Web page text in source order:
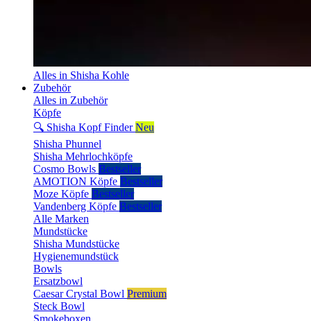
Alles in Shisha Kohle
Zubehör
Alles in Zubehör
Köpfe
🔍 Shisha Kopf Finder Neu
Shisha Phunnel
Shisha Mehrlochköpfe
Cosmo Bowls Bestseller
AMOTION Köpfe Bestseller
Moze Köpfe Bestseller
Vandenberg Köpfe Bestseller
Alle Marken
Mundstücke
Shisha Mundstücke
Hygienemundstück
Bowls
Ersatzbowl
Caesar Crystal Bowl Premium
Steck Bowl